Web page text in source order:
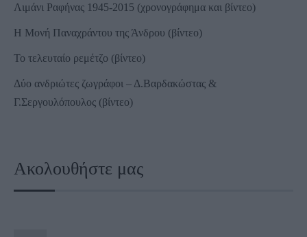
Λιμάνι Ραφήνας 1945-2015 (χρονογράφημα και βίντεο)
Η Μονή Παναχράντου της Άνδρου (βίντεο)
Το τελευταίο ρεμέτζο (βίντεο)
Δύο ανδριώτες ζωγράφοι – Δ.Βαρδακώστας &
Γ.Σεργουλόπουλος (βίντεο)
Ακολουθήστε μας